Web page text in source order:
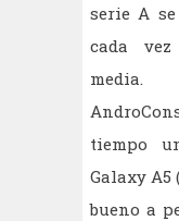
serie A
cada
tiempo
Galaxy A5
bueno a